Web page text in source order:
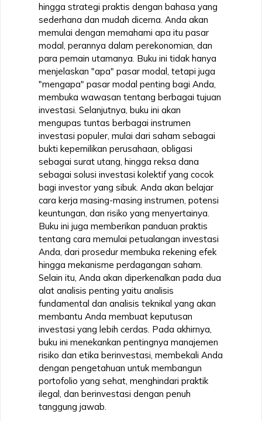
hingga strategi praktis dengan bahasa yang
sederhana dan mudah dicerna. Anda akan
memulai dengan memahami apa itu pasar
modal, perannya dalam perekonomian, dan
para pemain utamanya. Buku ini tidak hanya
menjelaskan "apa" pasar modal, tetapi juga
"mengapa" pasar modal penting bagi Anda,
membuka wawasan tentang berbagai tujuan
investasi. Selanjutnya, buku ini akan
mengupas tuntas berbagai instrumen
investasi populer, mulai dari saham sebagai
bukti kepemilikan perusahaan, obligasi
sebagai surat utang, hingga reksa dana
sebagai solusi investasi kolektif yang cocok
bagi investor yang sibuk. Anda akan belajar
cara kerja masing-masing instrumen, potensi
keuntungan, dan risiko yang menyertainya.
Buku ini juga memberikan panduan praktis
tentang cara memulai petualangan investasi
Anda, dari prosedur membuka rekening efek
hingga mekanisme perdagangan saham.
Selain itu, Anda akan diperkenalkan pada dua
alat analisis penting yaitu analisis
fundamental dan analisis teknikal yang akan
membantu Anda membuat keputusan
investasi yang lebih cerdas. Pada akhirnya,
buku ini menekankan pentingnya manajemen
risiko dan etika berinvestasi, membekali Anda
dengan pengetahuan untuk membangun
portofolio yang sehat, menghindari praktik
ilegal, dan berinvestasi dengan penuh
tanggung jawab.